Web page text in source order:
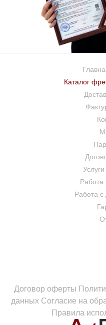
Каталог
Работа
Работа
Договор оферты
данных Согласие на
Правила